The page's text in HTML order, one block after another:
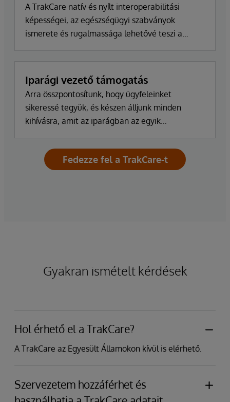
A TrakCare natív és nyílt interoperabilitási
képességei, az egészségügyi szabványok
ismerete és rugalmassága lehetővé teszi a
partnerek bevezetésével.
Iparági vezető támogatás
Arra összpontosítunk, hogy ügyfeleinket
sikeressé tegyük, és készen álljunk minden
kihívásra, amit az iparágban az egyik
bizonyít.
Fedezze fel a TrakCare-t
Gyakran ismételt kérdések
Hol érhető el a TrakCare?
A TrakCare az Egyesült Államokon kívül is elérhető.
Szervezetem hozzáférhet és